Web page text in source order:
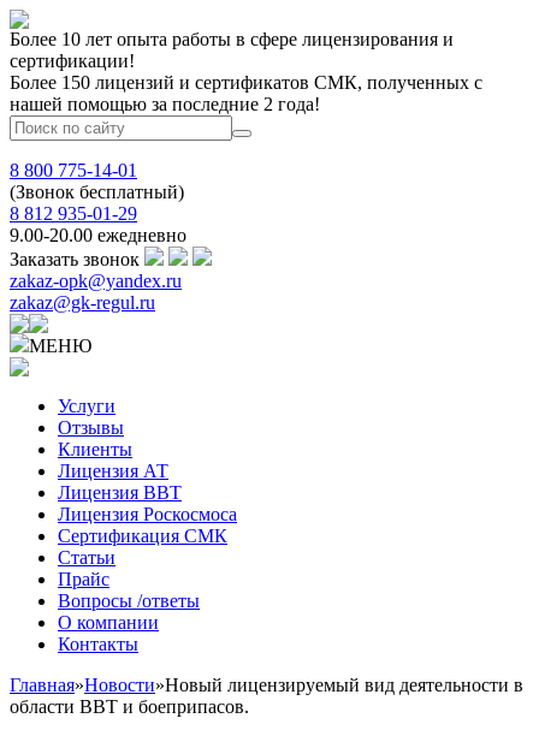
Более 10 лет опыта работы в сфере лицензирования и
сертификации!
Более 150 лицензий и сертификатов СМК, полученных с
нашей помощью за последние 2 года!
8 800 775-14-01
(Звонок бесплатный)
8 812 935-01-29
9.00-20.00 ежедневно
Заказать звонок
zakaz-opk@yandex.ru
zakaz@gk-regul.ru
МЕНЮ
Услуги
Отзывы
Клиенты
Лицензия АТ
Лицензия ВВТ
Лицензия Роскосмоса
Сертификация СМК
Статьи
Прайс
Вопросы /ответы
О компании
Контакты
Главная»Новости»Новый лицензируемый вид деятельности в
области ВВТ и боеприпасов.